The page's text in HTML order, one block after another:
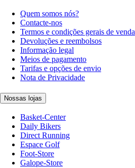
Quem somos nós?
Contacte-nos
Termos e condições gerais de venda
Devoluções e reembolsos
Informação legal
Meios de pagamento
Tarifas e opções de envio
Nota de Privacidade
Nossas lojas
Basket-Center
Daily Bikers
Direct Running
Espace Golf
Foot-Store
Galope-Store